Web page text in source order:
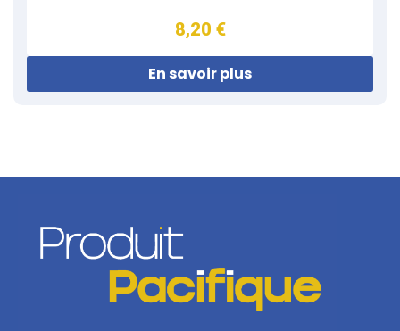
8,20 €
En savoir plus